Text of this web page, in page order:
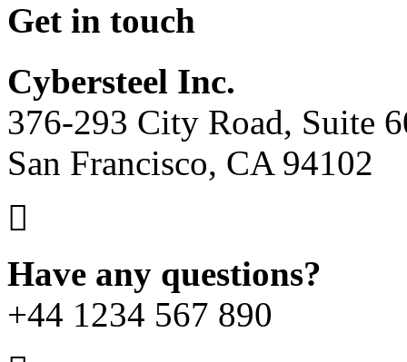
Get in touch
Cybersteel Inc.
376-293 City Road, Suite
San Francisco, CA 94102
Have any questions?
+44 1234 567 890